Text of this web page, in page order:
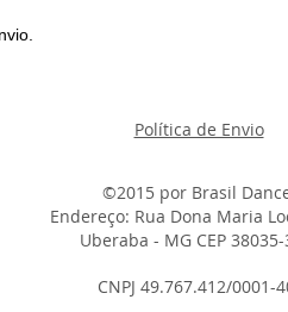
Política de Envio
©2015 por Brasil
Endereço: Rua Dona Maria
Uberaba - MG CEP
CNPJ 49.767.412/0001-